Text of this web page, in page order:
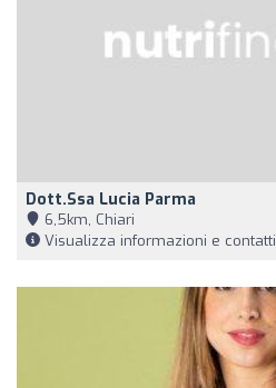
Dott.ssa Lucia Parma
6,5km, Chiari
Visualizza informazioni e contatti